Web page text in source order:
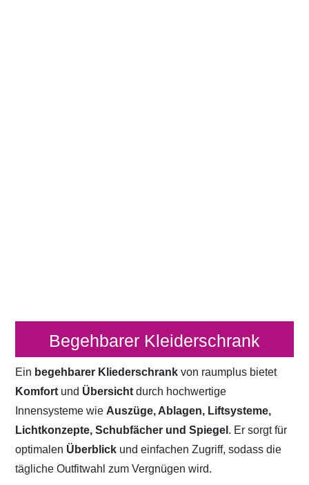
Begehbarer Kleiderschrank
Ein begehbarer Kliederschrankvon raumplus bietet
Komfort und Übersicht durch hochwertige
Innensysteme wie Auszüge, Ablagen, Liftsysteme,
Lichtkonzepte, Schubfächer und Spiegel . Er sorgt für
optimalen Überblick und einfachen Zugriff, sodass die
tägliche Outfitwahl zum Vergnügen wird.